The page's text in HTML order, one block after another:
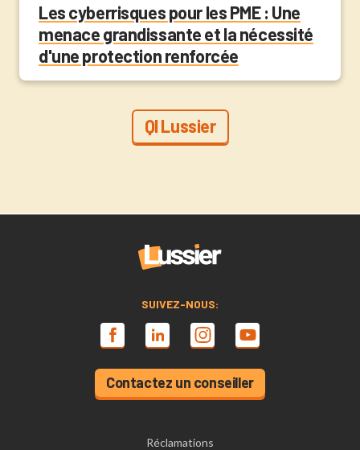
Les cyberrisques pour les PME : Une
menace grandissante et la nécessité
d'une protection renforcée
QI Lussier
SUIVEZ-NOUS:
Contactez un conseiller
Réclamations